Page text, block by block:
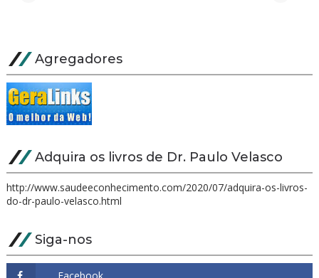
Agregadores
Adquira os livros de Dr. Paulo Velasco
http://www.saudeeconhecimento.com/2020/07/adquira-os-livros-
do-dr-paulo-velasco.html
Siga-nos